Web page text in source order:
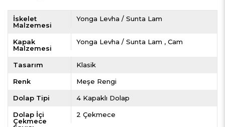
İskelet
Malzemesi
Yonga Levha / Sunta Lam
Kapak
Malzemesi
Yonga Levha / Sunta Lam Cam
Tasarım Klasik
Renk Meşe Rengi
Dolap Tipi 4 Kapaklı Dolap
Dolap İçi
Çekmece
2 Çekmece